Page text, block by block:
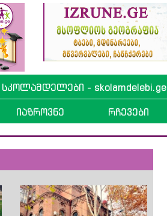
სკოლამდელები - skolamdelebi.ge
იაზროვნე რჩევები